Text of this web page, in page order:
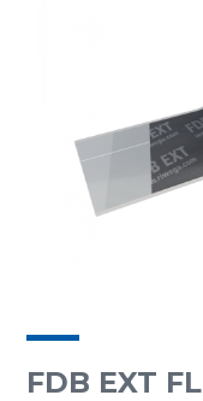
FDB EXT FL